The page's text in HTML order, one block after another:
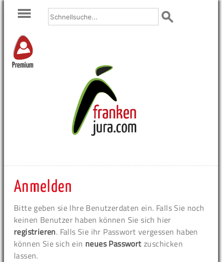
Premium
Anmelden
Bitte geben sie Ihre Benutzerdaten ein. Falls Sie noch
keinen Benutzer haben können Sie sich hier
registrieren. Falls Sie ihr Passwort vergessen haben
können Sie sich ein neues Passwort zuschicken
lassen.